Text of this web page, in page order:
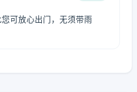
可放心出门，无须带雨